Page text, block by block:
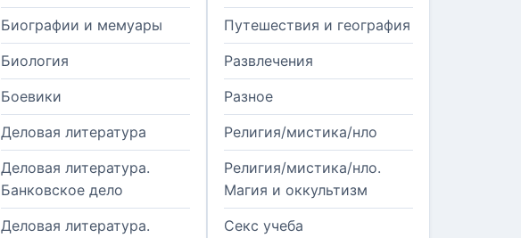
Биографии и мемуары
Биология
Боевики
Деловая литература
Деловая литература.
Банковское дело
Деловая литература.
Путешествия и география
Развлечения
Разное
Религия/мистика/нло
Религия/мистика/нло.
Магия и оккультизм
Секс учеба